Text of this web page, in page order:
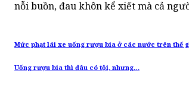
nỗi buồn, đau khôn kể xiết mà cả
Mức phạt lái xe uống rượu bia ở các nước trên thế
Uống rượu bia thì đâu có tội, nhưng…